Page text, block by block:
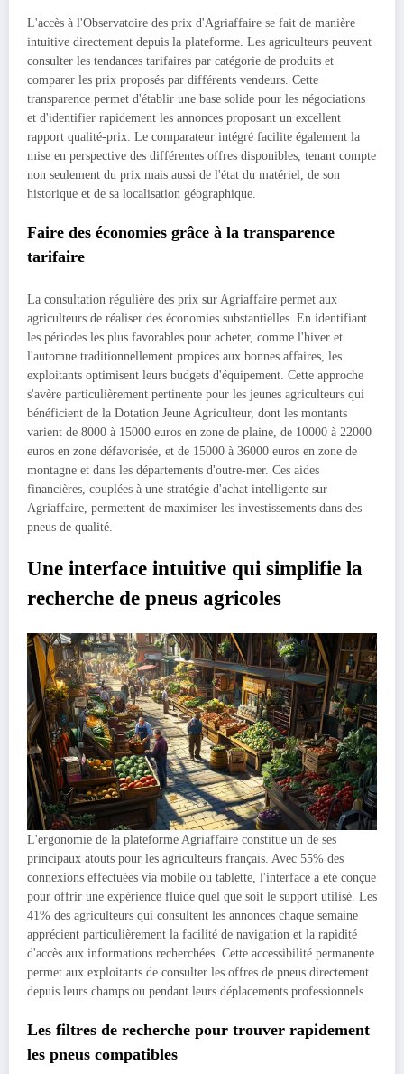
L'accès à l'Observatoire des prix d'Agriaffaire se fait de manière
intuitive directement depuis la plateforme. Les agriculteurs peuvent
consulter les tendances tarifaires par catégorie de produits et
comparer les prix proposés par différents vendeurs. Cette
transparence permet d'établir une base solide pour les négociations
et d'identifier rapidement les annonces proposant un excellent
rapport qualité-prix. Le comparateur intégré facilite également la
mise en perspective des différentes offres disponibles, tenant compte
non seulement du prix mais aussi de l'état du matériel, de son
historique et de sa localisation géographique.
Faire des économies grâce à la transparence
tarifaire
La consultation régulière des prix sur Agriaffaire permet aux
agriculteurs de réaliser des économies substantielles. En identifiant
les périodes les plus favorables pour acheter, comme l'hiver et
l'automne traditionnellement propices aux bonnes affaires, les
exploitants optimisent leurs budgets d'équipement. Cette approche
s'avère particulièrement pertinente pour les jeunes agriculteurs qui
bénéficient de la Dotation Jeune Agriculteur, dont les montants
varient de 8000 à 15000 euros en zone de plaine, de 10000 à 22000
euros en zone défavorisée, et de 15000 à 36000 euros en zone de
montagne et dans les départements d'outre-mer. Ces aides
financières, couplées à une stratégie d'achat intelligente sur
Agriaffaire, permettent de maximiser les investissements dans des
pneus de qualité.
Une interface intuitive qui simplifie la
recherche de pneus agricoles
L'ergonomie de la plateforme Agriaffaire constitue un de ses
principaux atouts pour les agriculteurs français. Avec 55% des
connexions effectuées via mobile ou tablette, l'interface a été conçue
pour offrir une expérience fluide quel que soit le support utilisé. Les
41% des agriculteurs qui consultent les annonces chaque semaine
apprécient particulièrement la facilité de navigation et la rapidité
d'accès aux informations recherchées. Cette accessibilité permanente
permet aux exploitants de consulter les offres de pneus directement
depuis leurs champs ou pendant leurs déplacements professionnels.
Les filtres de recherche pour trouver rapidement
les pneus compatibles